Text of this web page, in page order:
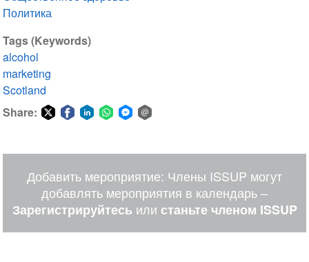
Политика
Tags (Keywords)
alcohol
marketing
Scotland
Share:
Messenger
Добавить мероприятие: Члены ISSUP могут
добавлять мероприятия в календарь –
Зарегистрируйтесь или станьте членом ISSUP